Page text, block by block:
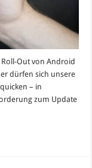
Out von Android
dürfen sich unsere
– in
zum Update